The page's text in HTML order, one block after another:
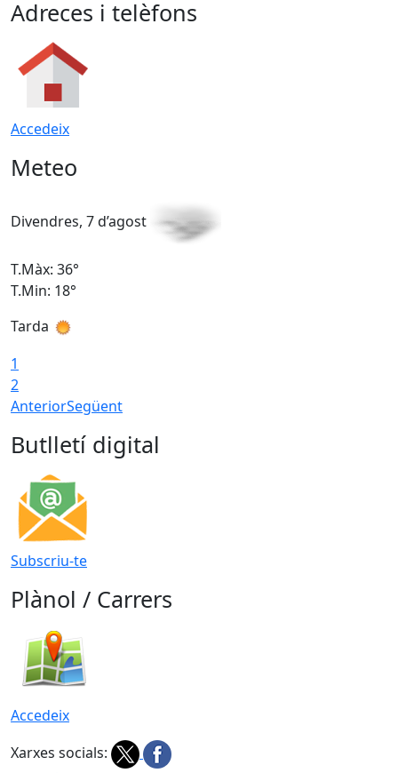
Adreces i telèfons
Accedeix
Meteo
Divendres, 7 d’agost
T.Màx: 36°
T.Min: 18°
Tarda
1
2
AnteriorSegüent
Butlletí digital
Subscriu-te
Plànol / Carrers
Accedeix
Xarxes socials: